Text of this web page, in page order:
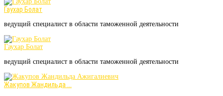
Гаухар Болат
ведущий специалист в области таможенной деятельности
Гаухар Болат
ведущий специалист в области таможенной деятельности
Жакупов Жандильда ...